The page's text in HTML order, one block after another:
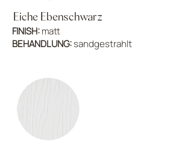
Eiche Ebenschwarz
FINISH:matt
BEHANDLUNG:sandgestrahlt